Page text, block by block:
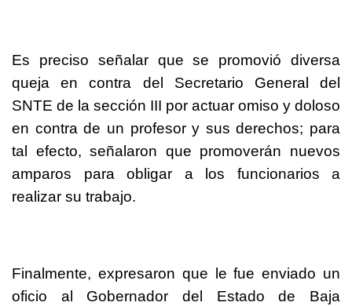
Es preciso señalar que se promovió diversa
queja en contra del Secretario General del
SNTE de la sección III por actuar omiso y doloso
en contra de un profesor y sus derechos; para
tal efecto, señalaron que promoverán nuevos
amparos para obligar a los funcionarios a
realizar su trabajo.
Finalmente, expresaron que le fue enviado un
oficio al Gobernador del Estado de Baja